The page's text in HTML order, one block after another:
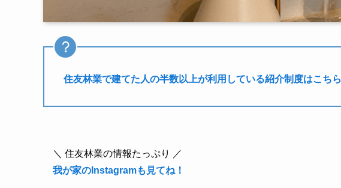
住友林業で建てた人の半数以上が利用している紹介制度はこちら
＼ 住友林業の情報たっぷり ／
我が家のInstagramも見てね！